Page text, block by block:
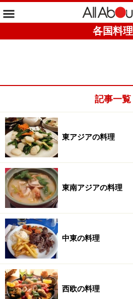
各国料理
記事一覧
東アジアの料理
東南アジアの料理
中東の料理
西欧の料理